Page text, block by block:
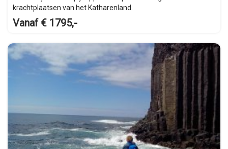
krachtplaatsen van het Katharenland.
Vanaf € 1795,-